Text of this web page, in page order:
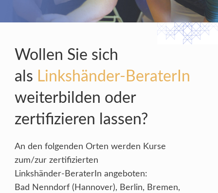
Wollen Sie sich
als Linkshänder-BeraterIn
weiterbilden oder
zertifizieren lassen?
An den folgenden Orten werden Kurse
zum/zur zertifizierten
Linkshänder-BeraterIn angeboten:
Bad Nenndorf (Hannover), Berlin, Bremen,